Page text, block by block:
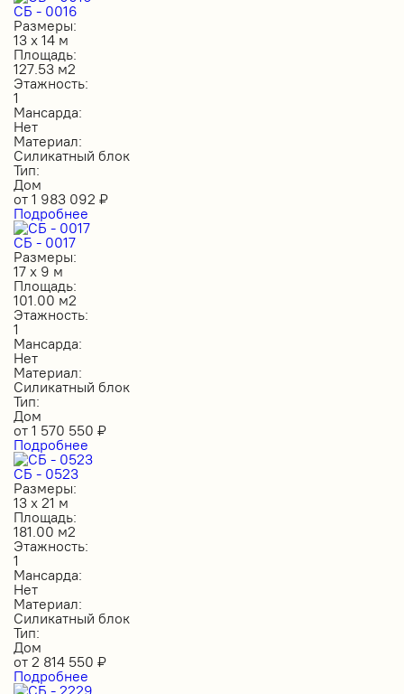
СБ - 0016
Размеры:
13 х 14 м
Площадь:
127.53 м2
Этажность:
1
Мансарда:
Нет
Материал:
Силикатный блок
Тип:
Дом
от 1 983 092 ₽
Подробнее
СБ - 0017
Размеры:
17 х 9 м
Площадь:
101.00 м2
Этажность:
1
Мансарда:
Нет
Материал:
Силикатный блок
Тип:
Дом
от 1 570 550 ₽
Подробнее
СБ - 0523
Размеры:
13 х 21 м
Площадь:
181.00 м2
Этажность:
1
Мансарда:
Нет
Материал:
Силикатный блок
Тип:
Дом
от 2 814 550 ₽
Подробнее